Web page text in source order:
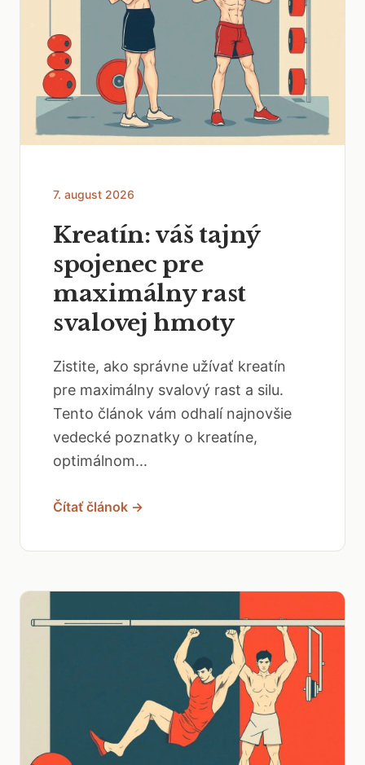
7. august 2026
Kreatín: váš tajný
spojenec pre
maximálny rast
svalovej hmoty
Zistite, ako správne užívať kreatín
pre maximálny svalový rast a silu.
Tento článok vám odhalí najnovšie
vedecké poznatky o kreatíne,
optimálnom...
Čítať článok →